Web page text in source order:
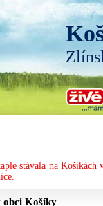
stávala na
Košíky